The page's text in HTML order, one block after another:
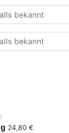
24,80 €